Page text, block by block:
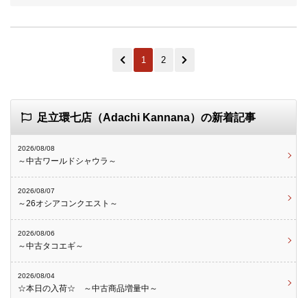
1 2
足立環七店（Adachi Kannana）の新着記事
2026/08/08
～中古ワールドシャウラ～
2026/08/07
～26オシアコンクエスト～
2026/08/06
～中古タコエギ～
2026/08/04
☆本日の入荷☆ ～中古商品増量中～